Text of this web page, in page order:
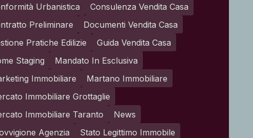
Urbanistica
Consulenza Vendita Casa
Preliminare
Documenti Vendita Casa
Pratiche Edilizie
Guida Vendita Casa
Staging
Mandato In Esclusiva
Immobiliare
Martano Immobiliare
Immobiliare Grottaglie
Immobiliare Taranto
News
Agenzia
Stato Legittimo Immobile